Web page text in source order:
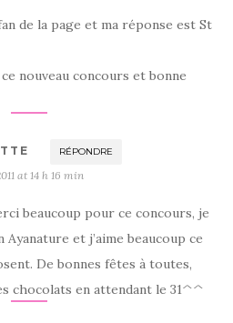
de la page et ma réponse est St
nouveau concours et bonne
RÉPONDRE
at 14 h 16 min
beaucoup pour ce concours, je
Ayanature et j’aime beaucoup ce
De bonnes fêtes à toutes,
chocolats en attendant le 31^^